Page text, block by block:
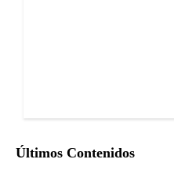
Últimos Contenidos